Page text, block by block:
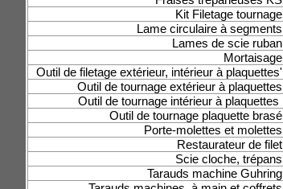
Kit Filetage tournage
Lame circulaire à segments
Lames de scie ruban
Mortaisage
Outil de filetage extérieur, intérieur à plaquettes'
Outil de tournage extérieur à plaquettes
Outil de tournage intérieur à plaquettes
Outil de tournage plaquette brasé
Porte-molettes et molettes
Restaurateur de filet
Scie cloche, trépans
Tarauds machine Guhring